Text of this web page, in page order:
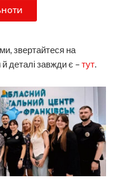
звертайтеся на
деталі завжди є –тут.